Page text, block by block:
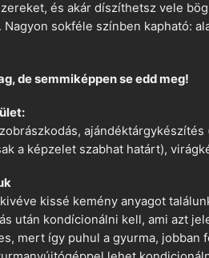
és akár díszíthetsz vele
Nagyon sokféle színben kapható:
de semmiképpen se edd meg!
a képzelet szabhat határt),
kissé kemény anyagot
után kondícionálni kell, ami azt
mert így puhul a gyurma,